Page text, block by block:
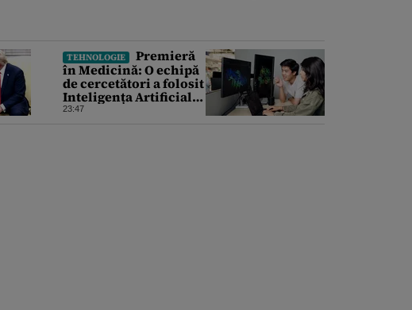
TEHNOLOGIE
Premieră
în Medicină: O echipă
de cercetători a folosit
Inteligența Artificială
pentru a crea primele
23:47